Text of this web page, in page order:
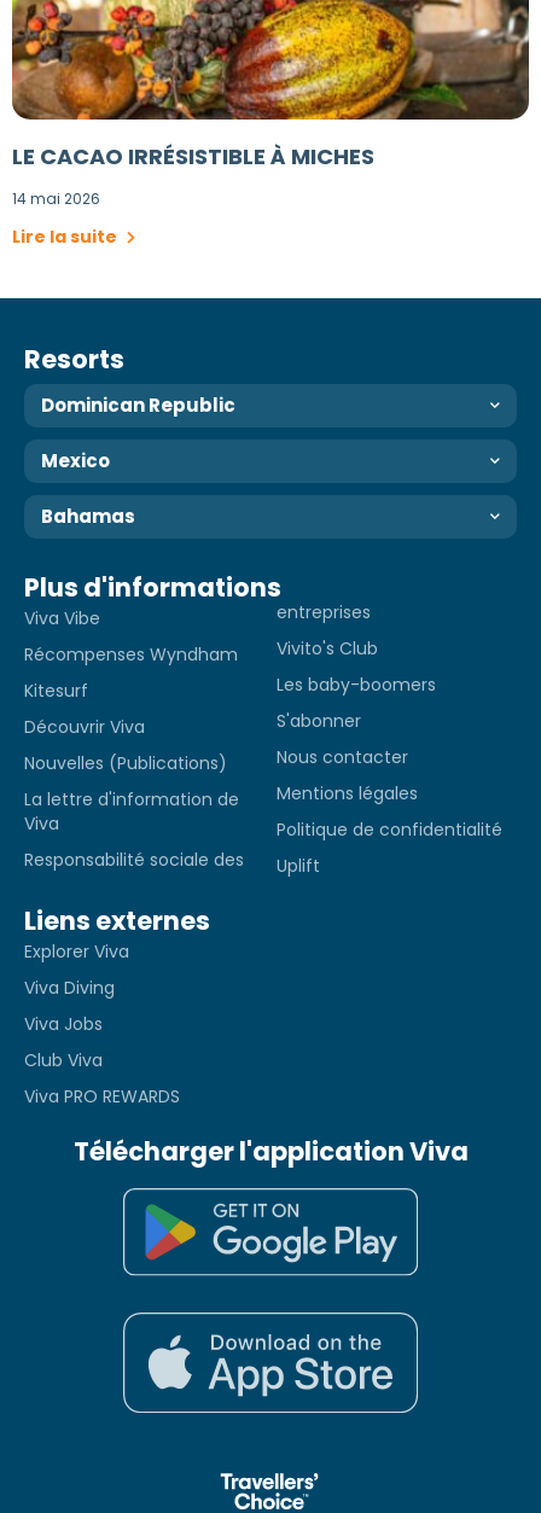
LE CACAO IRRÉSISTIBLE À MICHES
14 mai 2026
Lire la suite
Resorts
Dominican Republic
Mexico
Bahamas
Plus d'informations
Viva Vibe
Récompenses Wyndham
Kitesurf
Découvrir Viva
Nouvelles (Publications)
La lettre d'information de
Viva
Responsabilité sociale des
entreprises
Vivito's Club
Les baby-boomers
S'abonner
Nous contacter
Mentions légales
Politique de confidentialité
Uplift
Liens externes
Explorer Viva
Viva Diving
Viva Jobs
Club Viva
Viva PRO REWARDS
Télécharger l'application Viva